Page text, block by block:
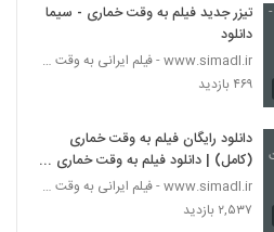
تیزر جدید فیلم به وقت خماری - سیما
دانلود
www.simadl.ir - فیلم ایرانی به وقت خماری
۴۶۹ بازدید
دانلود رایگان فیلم به وقت خماری
(کامل) | دانلود فیلم به وقت خماری -
سیما دانلود
www.simadl.ir - فیلم ایرانی به وقت خماری
۲,۵۳۷ بازدید